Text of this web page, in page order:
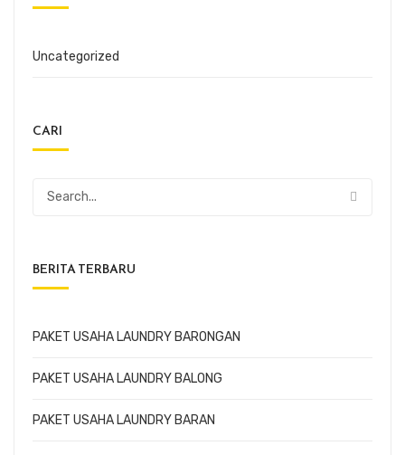
Uncategorized
CARI
BERITA TERBARU
PAKET USAHA LAUNDRY BARONGAN
PAKET USAHA LAUNDRY BALONG
PAKET USAHA LAUNDRY BARAN